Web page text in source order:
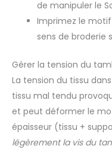
de manipuler le
Imprimez le
sens de broderie
Gérer la tension du
La tension du tissu
tissu mal tendu
et peut déformer le
épaisseur (tissu +
légèrement la vis du